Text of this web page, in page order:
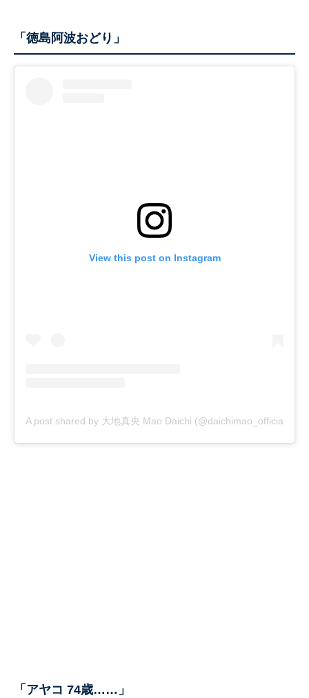
「徳島阿波おどり」
View this post on Instagram
A post shared by 大地真央 Mao Daichi (@daichimao_official)
「アヤコ 74歳……」